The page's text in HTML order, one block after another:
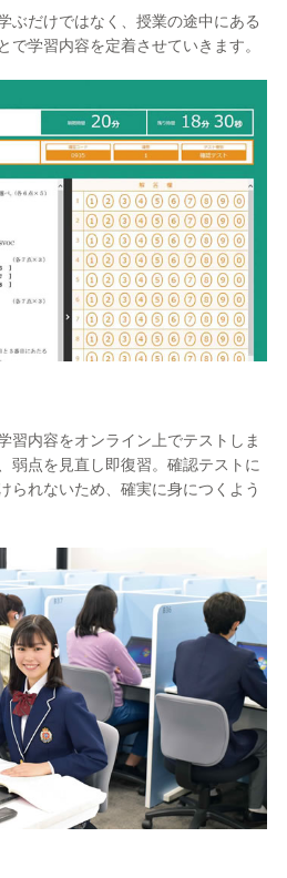
ぶだけではなく、授業の途中にある
で学習内容を定着させていきます。
習内容をオンライン上でテストしま
弱点を見直し即復習。確認テストに
られないため、確実に身につくよう